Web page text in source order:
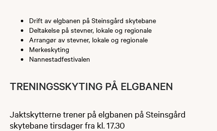
Drift av elgbanen på Steinsgård skytebane
Deltakelse på stevner, lokale og regionale
Arrangør av stevner, lokale og regionale
Merkeskyting
Nannestadfestivalen
TRENINGSSKYTING PÅ ELGBANEN
Jaktskytterne trener på elgbanen på Steinsgård
skytebane tirsdager fra kl. 17.30